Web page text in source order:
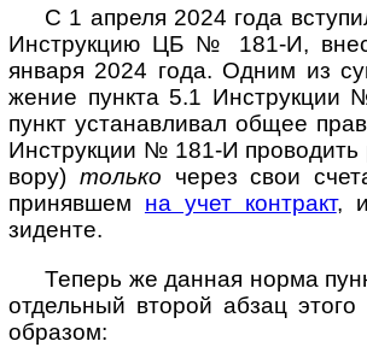
С 1 апреля 2024 года
Инст­рук­цию ЦБ № 181-И,
января 2024 года. Одним из
жение пун­кта 5.1
пункт уста­нав­ливал общее
Инст­рук­ции № 181-И прово­дить
вору) только через свои
приняв­шем на учет конт­ракт,
зиденте.
Теперь же данная норма
отдель­ный вто­рой абзац
образом: